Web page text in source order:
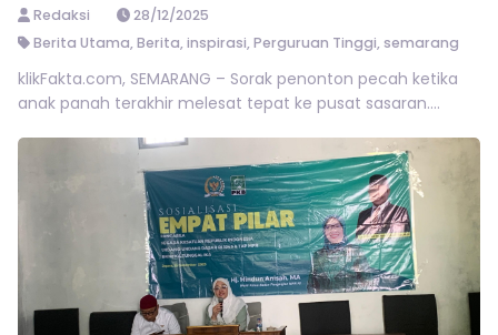
Redaksi
28/12/2025
Berita Utama, Berita, inspirasi, Perguruan Tinggi, semarang
klikFakta.com, SEMARANG – Sorak penonton pecah ketika
anak panah terakhir melesat tepat ke pusat sasaran....